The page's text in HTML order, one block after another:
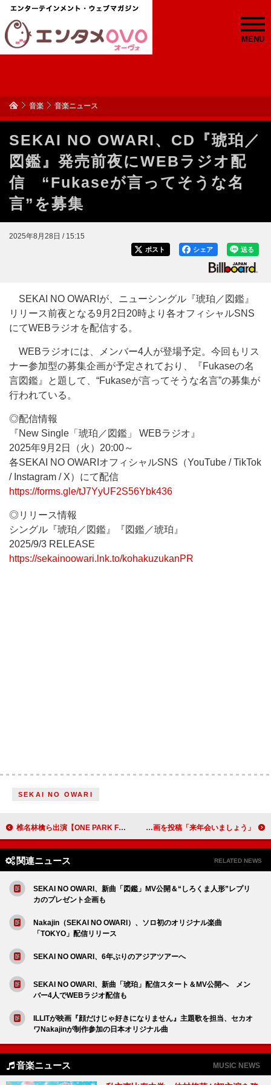
MENU
音楽 音楽ニュース
SEKAI NO OWARI、CD『琥珀／
図鑑』発売前夜にWEBラジオ配
信 “Fukaseが言ってそうな名
言”を募集
2025年8月28日 / 15:15
送る
シェア
ポスト
SEKAI NO OWARIが、ニューシングル『琥珀／図鑑』
リリース前夜となる9月2日20時より各オフィシャルSNS
にてWEBラジオを配信する。
WEBラジオには、メンバー4人が登場予定。今回もリス
ナー参加型の募集企画が予定されており、『Fukaseの名
言図鑑』と題して、“Fukaseが言ってそうな名言”の募集が
行われている。
◎配信情報
『New Single「琥珀／図鑑」 WEBラジオ』
2025年9月2日（火）20:00～
各SEKAI NO OWARIオフィシャルSNS（YouTube / TikTok
/ Instagram / X）にて配信
https://forms.gle/tJ7YyUF2S56Ybk436
◎リリース情報
シングル『琥珀／図鑑』『図鑑／琥珀』
2025/9/3 RELEASE
https://sekainoowari.lnk.to/kohakuzukanPR
SEKAI NO OWARI
椎名林檎ら出演【ONE PARK FESTIVAL 2025】第7弾出演者＆タイムテーブル発表 アリアナ・グランデ、意味深な動画を投稿「来年会いましょう」
関連ニュース RELATED NEWS
SEKAI NO OWARI、新曲「図鑑」MV公開＆“しろくま人形”レプリ
カのプレゼント企画も
Nakajin（SEKAI NO OWARI）、ソロ初のオリジナル楽曲
「TOKYO」配信リリース
SEKAI NO OWARI、6年ぶりのアジアツアーへ
SEKAI NO OWARI、新曲「琥珀」配信スタート＆MV公開へ メン
バー4人でWEBラジオ配信も
ILLITが映画『顔だけじゃ好きになりません』主題歌を担当、セカオ
ワNakajinが制作参加の日本オリジナル曲
音楽ニュース MUSIC NEWS